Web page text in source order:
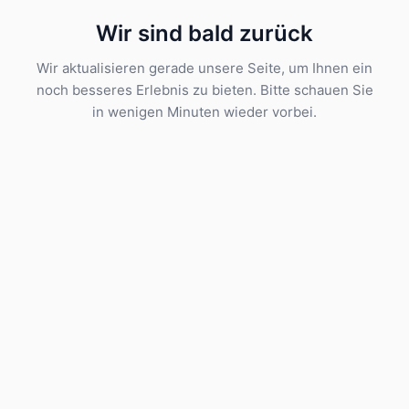
Wir sind bald zurück
Wir aktualisieren gerade unsere Seite, um Ihnen ein
noch besseres Erlebnis zu bieten. Bitte schauen Sie
in wenigen Minuten wieder vorbei.